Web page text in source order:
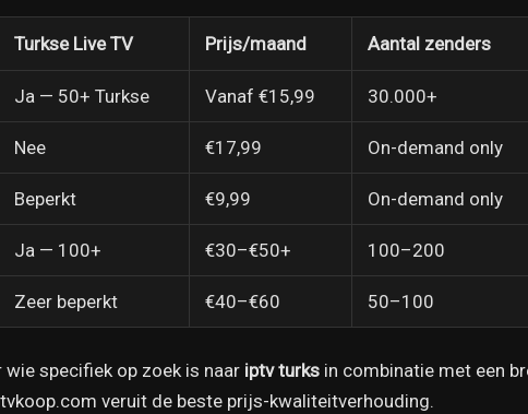
Turkse Live TV Prijs/maand Aantal zenders
Ja — 50+ Turkse Vanaf €15,99 30.000+
Nee €17,99 On-demand only
Beperkt €9,99 On-demand only
Ja — 100+ €30–€50+ 100–200
Zeer beperkt €40–€60 50–100
specifiek op zoek is naar iptv turks in combinatie met een
veruit de beste prijs-kwaliteitverhouding.